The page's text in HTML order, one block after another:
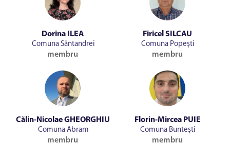
Dorina ILEA
Comuna Sântandrei
membru
Firicel SILCAU
Comuna Popești
membru
Călin-Nicolae GHEORGHIU
Comuna Abram
membru
Florin-Mircea PUIE
Comuna Buntești
membru